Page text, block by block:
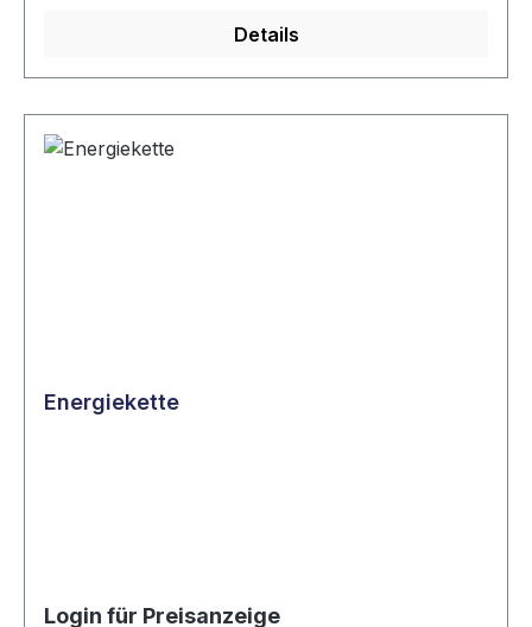
Details
Energiekette
Login für Preisanzeige